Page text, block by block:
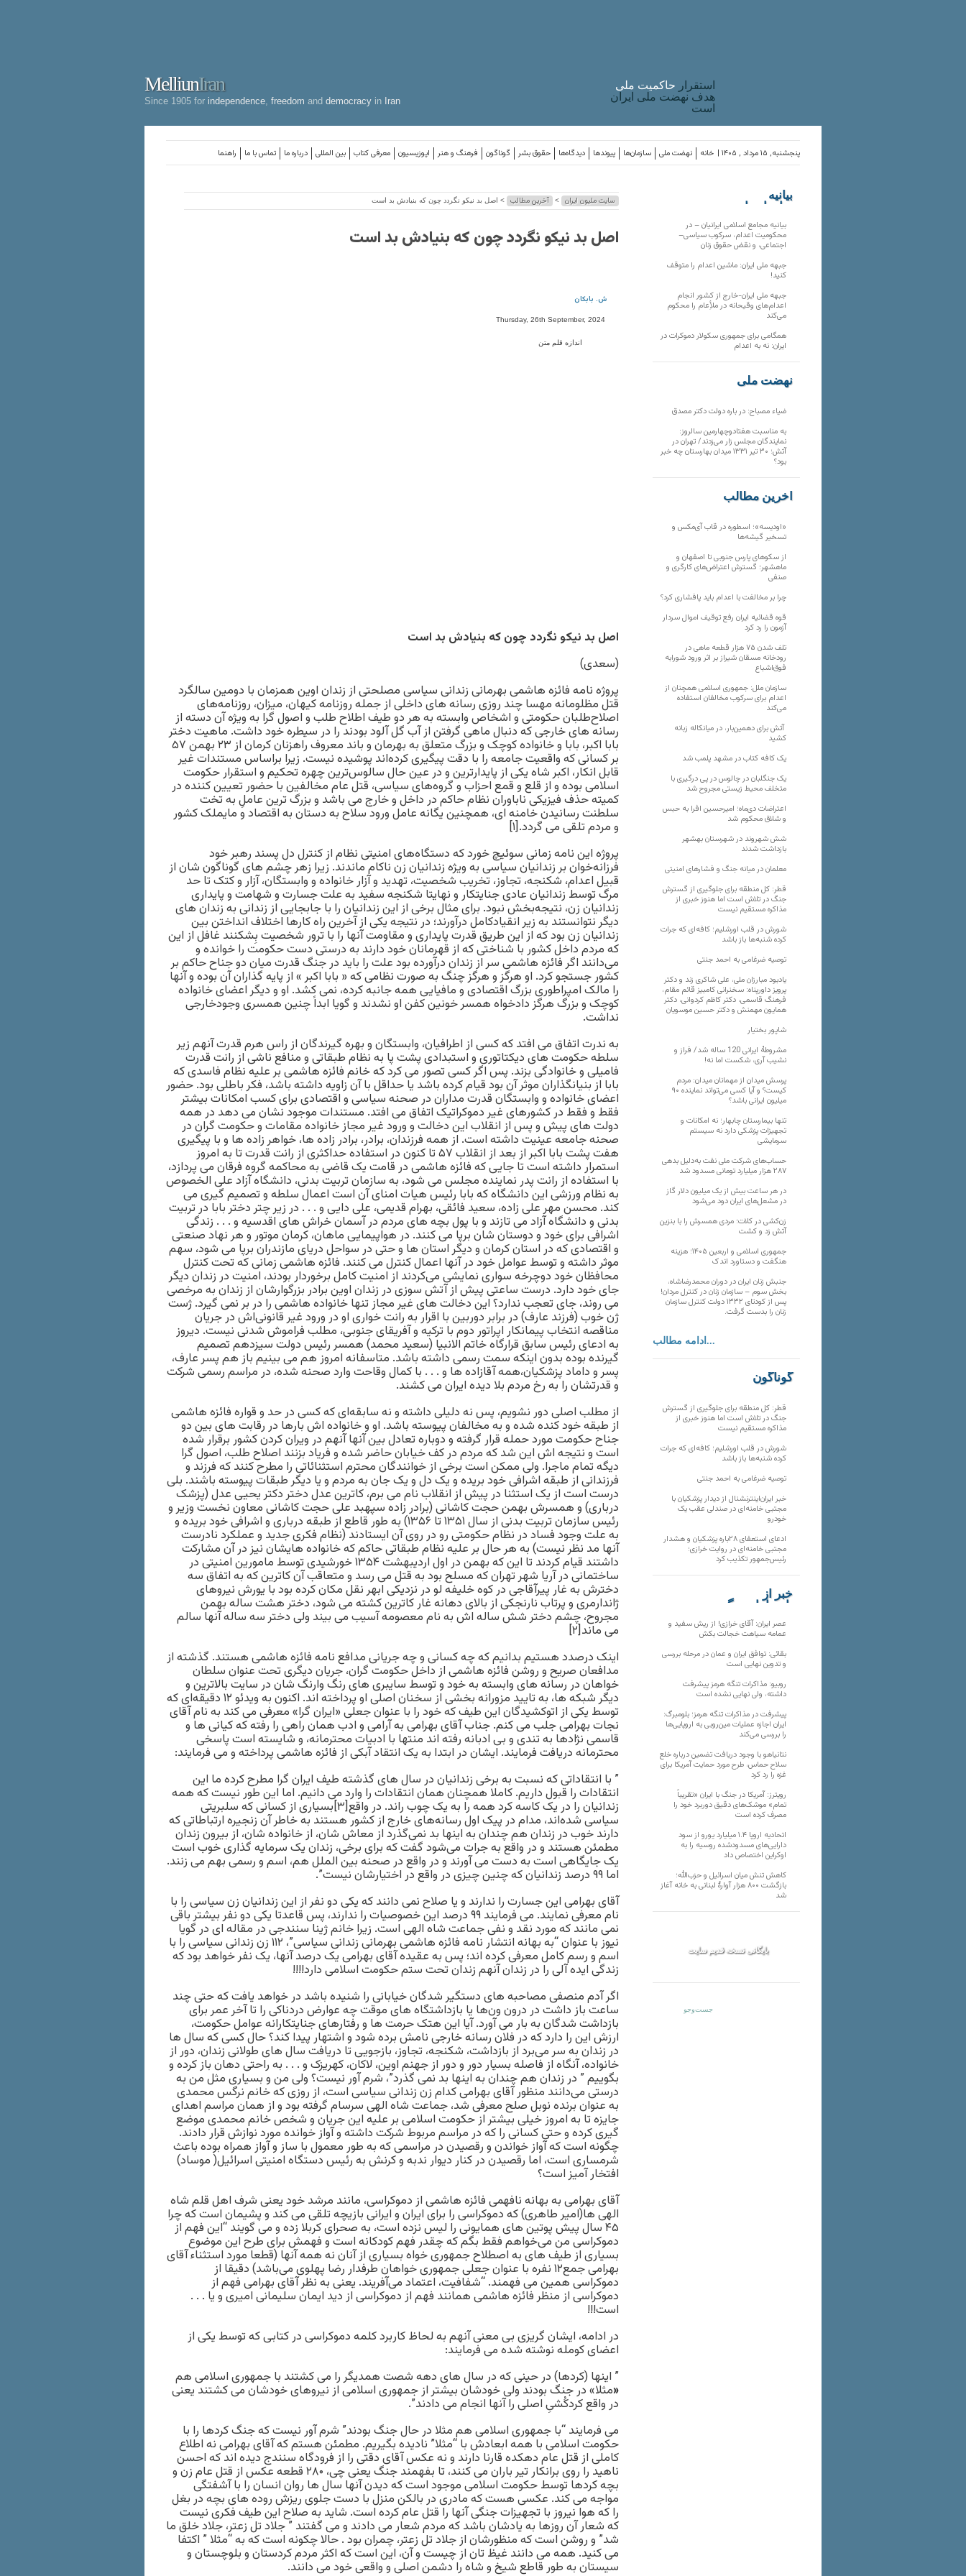
MelliunIran
Since 1905 for independence freedom and democracy in Iran
استقرار حاکميت ملی
هدف نهضت ملی ایران
است
راهنما تماس با ما درباره ما بین المللی معرفی کتاب اپوزیسیون فرهنگ و هنر گوناگون حقوق بشر دیدگاه‌ها پیوندها سازمان‌ها نهضت ملی خانه پنجشنبه, ۱۵ مرداد , ۱۴۰۵ |
سایت ملیون ایران > آخرین مطالب > اصل بد نیکو نگردد چون که بنیادش بد است
اصل بد نیکو نگردد چون که بنیادش بد است
ش. بابکان
Thursday, 26th September, 2024
اندازه قلم متن
اصل بد نیکو نگردد چون که بنیادش بد است
(سعدی)
پروژه نامه فائزه هاشمی بهرمانی زندانی سیاسی مصلحتی از زندان اوین همزمان با دومین سالگرد
قتل مظلومانه مهسا چند روزی رسانه های داخلی از جمله روزنامه کیهان، میزان، روزنامه‌های
اصلاح‌طلبان حکومتی و اشخاص وابسته به هر دو طیف اطلاح طلب و اصول گرا به ویژه آن دسته از
رسانه های خارجی که دنبال ماهی گرفتن از آب گل آلود بودند را در سیطره خود داشت. ماهیت دختر
بابا اکبر، بابا و خانواده کوچک و بزرگ متعلق به بهرمان و باند معروف راهزنان کرمان از ۲۳ بهمن ۵۷
بر کسانی که واقعیت جامعه را با دقت پیگیری کرده‌اند پوشیده نیست. زیرا براساس مستندات غیر
قابل انکار، اکبر شاه یکی از پایدارترین و در عین حال سالوس‌ترین چهره تحکیم و استقرار حکومت
اسلامی بوده و از قلع و قمع احزاب و گروه‌های سیاسی، قتل عام مخالفین با حضور تعیین کننده در
کمیته حذف فیزیکی ناباوران نظام حاکم در داخل و خارج می باشد و بزرگ ترین عاملِ به تخت
سلطنت رسانیدن خامنه ای، همچنین یگانه عامل ورود سلاح به دستان به اقتصاد و مایملک کشور
و مردم تلقی می گردد.[۱]
پروژه این نامه زمانی سوئیچ خورد که دستگاه‌های امنیتی نظام از کنترل دل پسند رهبر خود
فرزانه‌خوان بر زندانیان سیاسی به ویژه زندانیان زن ناکام ماندند. زیرا زهر چشم های گوناگون شان از
قبیل اعدام، شکنجه، تجاوز، تخریب شخصیت، تهدید و آزار خانواده و وابستگان، آزار و کتک تا حد
مرگ توسط زندانیان عادی جنایتکار و نهایتا شکنجه سفید به علت جسارت و شهامت و پایداری
زندانیان زن، نتیجه‌بخش نبود. برای مثال برخی از این زندانیان را با جابجایی از زندانی به زندان های
دیگر نتوانستند به زیر انقیادکامل درآورند؛ در نتیجه یکی از آخرین راه کارها اختلاف انداختن بین
زندانیان زن بود که از این طریق قدرت پایداری و مقاومت آنها را با ترور شخصیت بِشکنند غافل از این
که مردم داخل کشور با شناختی که از قهرمانان خود دارند به درستی دست حکومت را خوانده و
می‌دانند اگر فائزه هاشمی سر از زندان درآورده بود علت را باید در جنگ قدرت میان دو جناح حاکم بر
کشور جستجو کرد. او هرگز و هرگز چنگ به صورت نظامی که « بابا اکبر » از پایه گذاران آن بوده و آنها
را مالک امپراطوری بزرگ اقتصادی و مافیایی همه جانبه کرده، نمی کشد. او و دیگر اعضای خانواده
کوچک و بزرگ هرگز دادخواه همسر خونین کفن او نشدند و گویا ابداً چنین همسری وجودخارجی
نداشت.
به ندرت اتفاق می افتد که کسی از اطرافیان، وابستگان و بهره گیرندگان از راس هرم قدرت آنهم زیر
سلطه حکومت های دیکتاتوری و استبدادی پشت پا به نظام طبقاتی و منافع ناشی از رانت قدرت
فامیلی و خانوادگی بزند. پس اگر کسی تصور می کرد که خانم فائزه هاشمی بر علیه نظام فاسدی که
بابا از بنیانگذاران موثر آن بود قیام کرده باشد یا حداقل با آن زاویه داشته باشد، فکر باطلی بود. حضور
اعضای خانواده و وابستگان قدرت مداران در صحنه سیاسی و اقتصادی برای کسب امکانات بیشتر
فقط و فقط در کشورهای غیر دموکراتیک اتفاق می افتد. مستندات موجود نشان می دهد در همه
دولت های پیش و پس از انقلاب این دخالت و ورود غیر مجاز خانواده مقامات و حکومت گران در
صحنه جامعه عینیت داشته است. از همه فرزندان، برادر، برادر زاده ها، خواهر زاده ها و با پیگیری
هفت پشت بابا اکبر از بعد از انقلاب ۵۷ تا کنون در استفاده حداکثری از رانت قدرت تا به امروز
استمرار داشته است تا جایی که فائزه هاشمی در قامت یک قاضی به محاکمه گروه فرقان می پردازد،
با استفاده از رانت پدر نماینده مجلس می شود، به سازمان تربیت بدنی، دانشگاه آزاد علی الخصوص
به نظام ورزشی این دانشگاه که بابا رئیس هیات امنای آن است اعمال سلطه و تصمیم گیری می
کند. محسن مهر علی زاده، سعید فائقی، بهرام قدیمی، علی دایی و . . . در زیر چتر دختر بابا در تربیت
بدنی و دانشگاه آزاد می تازند و با پول بچه های مردم در آسمان خراش های اقدسیه و . . . زندگی
اشرافی برای خود و دوستان شان برپا می کنند. در هواپیمایی ماهان، کرمان موتور و هر نهاد صنعتی
و اقتصادی که در استان کرمان و دیگر استان ها و حتی در سواحل دریای مازندران برپا می شود، سهم
موثر داشته و توسط عوامل خود در آنها اعمال کنترل می کنند. فائزه هاشمی زمانی که تحت کنترل
محافظان خود دوچرخه سواری نمایشی می‌کردند از امنیت کامل برخوردار‌ بودند، امنیت در زندان دیگر
جای خود دارد. درست ساعتی پیش از آتش ‌سوزی در زندان اوین برادر‌ بزرگوارشان از زندان به مرخصی
می روند، جای تعجب ندارد؟ این دخالت ‌های غیر مجاز تنها خانواده هاشمی را در بر نمی گیرد. ژست
ژن خوب (فرزند عارف) در برابر دوربین با اقرار به رانت خواری او در ورود غیر قانونی‌اش در جریان
مناقصه انتخاب پیمانکار اپراتور دوم با ترکیه و آفریقای جنوبی، مطلب فراموش شدنی نیست. دیروز
به ادعای رئیس سابق قرارگاه خاتم الانبیا (سعید محمد) همسر رئیس دولت سیزدهم تصمیم
گیرنده بوده بدون اینکه سمت رسمی داشته باشد. متاسفانه امروز هم می بینیم باز هم پسر عارف،
پسر و داماد پزشکیان،همه آقازاده ها و . . . با کمال وقاحت وارد صحنه شده، در مراسم رسمی شرکت
و قدرتشان را به رخ مردم بلا دیده ایران می کشند.
از مطلب اصلی دور نشویم، پس نه دلیلی داشته و نه سابقه‌ای که کسی در حد و قواره فائزه هاشمی
از طبقه خود کنده شده و به مخالفان پیوسته باشد. او و خانواده اش بارها در رقابت های بین دو
جناح حکومت مورد حمله قرار گرفته و دوباره تعادل بین آنها آنهم در ویران کردن کشور برقرار شده
است و نتیجه اش این شد که مردم در کف خیابان حاضر شده و فریاد بزنند اصلاح طلب، اصول گرا
دیگه تمام ماجرا. ولی ممکن است برخی از خوانندگان محترم استثنائاتی را مطرح کنند که فرزند و
فرزندانی از طبقه اشرافی خود بریده و یک دل و یک جان به مردم و یا دیگر طبقات پیوسته باشند. بلی
درست است از یک استثنا در پیش از انقلاب نام می برم، کاترین عدل دختر دکتر یحیی عدل (پزشک
درباری) و همسرش بهمن حجت کاشانی (برادر زاده سپهبد علی حجت کاشانی معاون نخست وزیر و
رئیس سازمان تربیت بدنی از سال ۱۳۵۱ تا ۱۳۵۶) به طور قاطع از طبقه درباری و اشرافی خود بریده و
به علت وجود فساد در نظام حکومتی رو در روی آن ایستادند (نظام فکری جدید و عملکرد نادرست
آنها مد نظر نیست) به هر حال بر علیه نظام طبقاتی حاکم که خانواده هایشان نیز در آن مشارکت
داشتند قیام کردند تا این که بهمن در اول اردیبهشت ۱۳۵۴ خورشیدی توسط مامورین امنیتی در
ساختمانی در آریا شهر تهران که مسلح بود به قتل می رسد و متعاقب آن کاترین که به اتفاق سه
دخترش به غار پیرآقاجی در کوه خلیفه لو در نزدیکی ابهر نقل مکان کرده بود با یورش نیروهای
ژاندارمری و پرتاب نارنجکی از بالای دهانه غار کاترین کشته می شود، دختر هشت ساله بهمن
مجروح، چشم دختر شش ساله اش به نام معصومه آسیب می بیند ولی دختر سه ساله آنها سالم
می ماند[۲]
اینک درصدد هستیم بدانیم که چه کسانی و چه جریانی مدافع نامه فائزه هاشمی هستند. گذشته از
مدافعان صریح و روشن فائزه هاشمی از داخل حکومت گران، جریان دیگری تحت عنوان سلطان
خواهان در رسانه های وابسته به خود و توسط سایبری های رنگ وارنگ شان در سایت بالاترین و
دیگر شبکه ها، به تایید مزورانه بخشی از سخنان اصلی او پرداخته اند. اکنون به ویدئو ۱۲ دقیقه‌ای که
توسط یکی از اتوکشیدگان این طیف که خود را با عنوان جعلی «ایران گرا» معرفی می کند به نام آقای
نجات بهرامی جلب می کنم. جناب آقای بهرامی به آرامی و ادب همان راهی را رفته که کیانی ها و
قاسمی نژادها به تندی و بی ادبانه رفته اند منتها با ادبیات محترمانه، و شایسته است پاسخی
محترمانه دریافت فرمایند. ایشان در ابتدا به یک انتقاد آبکی از فائزه هاشمی پرداخته و می فرمایند:
” با انتقاداتی که نسبت به برخی زندانیان در سال های گذشته طیف ایران گرا مطرح کرده ما این
انتقادات را قبول داریم. کاملا همچنان همان انتقادات را وارد می دانیم. اما این طور نیست که همه
زندانیان را در یک کاسه کرد همه را به یک چوب راند. در واقع[۳]بسیاری از کسانی که سلبریتی
سیاسی شده‌اند، مدام در پیک اول رسانه‌های خارج از کشور هستند به خاطر آن زنجیره ارتباطاتی که
دارند خوب در زندان هم چندان به اینها بد نمی‌گذرد از معاش شان، از خانواده شان، از بیرون زندان
مطمئن هستند و در واقع به جرات می‌شود گفت که برای برخی، زندان یک سرمایه گذاری خوب است
یک جایگاهی است به دست می آورند و در واقع در صحنه بین الملل هم، اسم و رسمی بهم می زنند.
اما ۹۹ درصد زندانیان که چنین چیزی در واقع در اختیارشان نیست”.
آقای بهرامی این جسارت را ندارند و یا صلاح نمی دانند که یکی دو نفر از این زندانیان زن سیاسی را با
نام معرفی نمایند. می فرمایند ۹۹ درصد این خصوصیات را ندارند، پس قاعدتا یکی دو نفر بیشتر باقی
نمی مانند که مورد نقد و نفی جماعت شاه الهی است. زیرا خانم ژینا سنندجی در مقاله ای در گویا
نیوز با عنوان “به بهانه انتشار نامه فائزه هاشمی بهرمانی زندانی سیاسی”، ۱۱۲ زن زندانی سیاسی را با
اسم و رسم کامل معرفی کرده اند؛ پس به عقیده آقای بهرامی یک درصد آنها، یک نفر خواهد بود که
زندگی ایده آلی را در زندان آنهم زندان تحت ستم حکومت اسلامی دارد!!!!
اگر آدم منصفی مصاحبه های دستگیر شدگان خیابانی را شنیده باشد در خواهد یافت که حتی چند
ساعت باز داشت در درون ون‌ها یا بازداشتگاه های موقت چه عوارض دردناکی را تا آخر عمر برای
بازداشت شدگان به بار می آورد. آیا این هتک حرمت ها و رفتارهای جنایتکارانه عوامل حکومت،
ارزش این را دارد که در فلان رسانه خارجی نامش برده شود و اشتهار پیدا کند؟ حال کسی که سال ها
در زندان به سر می‌برد از بازداشت، شکنجه، تجاوز، بازجویی تا دریافت سال های طولانی زندان، دور از
خانواده، آنگاه از فاصله بسیار دور و دور از جهنم اوین، لاکان، کهریزک و . . . به راحتی دهان باز کرده و
بگوییم ” در زندان هم چندان به اینها بد نمی گذرد”، شرم آور نیست؟ ولی من و بسیاری مثل من به
درستی می‌دانند منظور آقای بهرامی کدام زن زندانی سیاسی است، از روزی که خانم نرگس محمدی
به عنوان برنده نوبل صلح معرفی شد، جماعت شاه الهی سرسام گرفته بود و از همان مراسم اهدای
جایزه تا به امروز خیلی بیشتر از حکومت اسلامی بر علیه این جریان و شخص خانم محمدی موضع
گیری کرده و حتی کسانی را که در مراسم مربوط شرکت داشته و آواز خوانده مورد نوازش قرار دادند.
چگونه است که آواز خواندن و رقصیدن در مراسمی که به طور معمول با ساز و آواز همراه بوده باعث
شرمساری است، اما رقصیدن در کنار دیوار ندبه و کرنش به رئیس دستگاه امنیتی اسرائیل( موساد)
افتخار آمیز است؟
آقای بهرامی به بهانه نافهمی فائزه هاشمی از دموکراسی، مانند مرشد خود یعنی شرف اهل قلم شاه
الهی ها(امیر طاهری) که دموکراسی را برای ایران و ایرانی بازیچه تلقی می کند و پشیمان است که چرا
۴۵ سال پیش پوتین های همایونی را لیس نزده است، به صحرای کربلا زده و می گویند “این فهم از
دموکراسی من می‌خواهم فقط بگم که چقدر فهم کودکانه است و فهمش برای طرح این موضوع
بسیاری از طیف های به اصطلاح جمهوری خواه بسیاری از آنان نه همه آنها (قطعا مورد استثناء آقای
بهرامی جمع‌۱۲ نفره با عنوان جعلی جمهوری خواهان طرفدار رضا پهلوی می‌باشد) دقیقا از
دموکراسی همین می فهمند. “شفافیت، اعتماد می‌آفریند. یعنی به نظر آقای بهرامی فهم از
دموکراسی از منظر فائزه هاشمی همانند فهم از دموکراسی از دید ایمان سلیمانی امیری و یا . . .
است!!!
در ادامه، ایشان گریزی بی معنی آنهم به لحاظ کاربرد کلمه دموکراسی در کتابی که توسط یکی از
اعضای کومله نوشته شده می فرمایند:
” اینها (کردها) در حینی که در سال های دهه شصت همدیگر را می کشتند با جمهوری اسلامی هم
«مثلا» در جنگ بودند ولی خودشان بیشتر از جمهوری اسلامی از نیروهای خودشان می کشتند یعنی
در واقع کردکُشیِ اصلی را آنها انجام می دادند”.
می فرمایند “با جمهوری اسلامی هم مثلا در حال جنگ بودند” شرم آور نیست که جنگ کردها را با
حکومت اسلامی با همه ابعادش با “مثلا” نادیده بگیریم. مطمئن هستم که آقای بهرامی نه اطلاع
کاملی از قتل عام دهکده قارنا دارند و نه عکس آقای دقتی را از فرودگاه سنندج دیده اند که احسن
ناهید را روی برانکار تیر باران می کنند، تا بفهمند جنگ یعنی چی، ۲۸۰ قطعه عکس از قتل عام زن و
بچه کردها توسط حکومت اسلامی موجود است که دیدن آنها سال ها روان انسان را با آشفتگی
مواجه می کند. عکسی هست که مادری در بالکن منزل با دست جلوی ریزش روده های بچه در بغل
را که هوا نیروز با تجهیزات جنگی آنها را قتل عام کرده است. شاید به صلاح این طیف فکری نیست
که شعار آن روزها به یادشان باشد که مردم شعار می دادند و می گفتند ” جلاد تل زعتر، جلاد خلق ما
شد” و روشن است که منظورشان از جلاد تل زعتر، چمران بود . حالا چکونه است که به “مثلا ” اکتفا
می کنید. همه می دانند غیظ تان از چیست و آن، این است که اکثر مردم کردستان و بلوچستان و
سیستان به طور قاطع شیخ و شاه را دشمن اصلی و واقعی خود می دانند.
بیانیه
سازمان‌های
بیانیه مجامع اسلامی ایرانیان – در
محکومیت اعدام، سرکوب سیاسی–
اجتماعی، و نقض حقوق زنان
جبهه ملی ایران: ماشین اعدام را متوقف
کنید!
جبهه ملی ایران-خارج از کشور انجام
اعدام‌های وقیحانه در ملأِعام را محکوم
می‌کند
همگامی برای جمهوری سکولار دموکرات در
ایران: نه به اعدام
نهضت ملی
ضیاء مصباح: در باره دولت دکتر مصدق
به مناسبت هفتادوچهارمین سالروز:
نمایندگان مجلس زار می‌زدند/ تهران در
آتش؛ ۳۰ تیر ۱۳۳۱ میدان بهارستان چه خبر
بود؟
آخرین مطالب
«اودیسه»؛ اسطوره در قاب آی‌مکس و
تسخیر گیشه‌ها
از سکوهای پارس جنوبی تا اصفهان و
ماهشهر؛ گسترش اعتراض‌های کارگری و
صنفی
چرا بر مخالفت با اعدام باید پافشاری کرد؟
قوه قضائیه ایران رفع توقیف اموال سردار
آزمون را رد کرد
تلف شدن ۷۵ هزار قطعه ماهی در
رودخانه مسقان شیراز بر اثر ورود شورابه
فوق‌اشباع
سازمان ملل: جمهوری اسلامی همچنان از
اعدام برای سرکوب مخالفان استفاده
می‌کند
آتش برای دهمین‌بار، در میانکاله زبانه
کشید
یک کافه کتاب در مشهد پلمب شد
یک جنگلبان در چالوس در پی درگیری با
متخلف محیط زیستی مجروح شد
اعتراضات دی‌ماه؛ امیرحسین افرا به حبس
و شلاق محکوم شد
شش شهروند در شهرستان بهشهر
بازداشت شدند
معلمان در میانه جنگ و فشارهای امنیتی
قطر: کل منطقه برای جلوگیری از گسترش
جنگ در تلاش است اما هنوز خبری از
مذاکره مستقیم نیست
شورش در قلب اورشلیم؛ کافه‌ای که جرات
کرده شنبه‌ها باز باشد
توصیه ضرغامی به احمد جنتی
یادبود مبارزان ملی، علی شاکری زند و دکتر
پرویز داورپناه: سخنرانی کامبیز قائم مقام،
فرهنگ قاسمی، دکتر کاظم کردوانی، دکتر
همایون مهمنش و دکتر حسین موسویان
شاپور بختیار
مشروطۀ ایرانی 120 ساله شد/ فراز و
نشیب آری، شکست اما نه!
پرسش میدان از مهمانان میدان: مردم
کیست؟ و آیا کسی می‌تواند نماینده ۹۰
میلیون ایرانی باشد؟
تنها بیمارستان چابهار؛ نه امکانات و
تجهیزات پزشکی دارد نه سیستم
سرمایشی
حساب‌های شرکت ملی نفت به‌دلیل بدهی
۲۸۷ هزار میلیارد تومانی مسدود شد
در هر ساعت بیش از یک میلیون دلار گاز
در مشعل‌های ایران دود می‌شود
زن‌کشی در کلات؛ مردی همسرش را با بنزین
آتش زد و کشت
جمهوری اسلامی و اربعین ۱۴۰۵؛ هزینه
هنگفت و دستاورد اندک
جنبش زنان ایران در دوران محمدرضاشاه،
بخش سوم – سازمان زنان در کنترل مردان!
پس از کودتای ۱۳۳۲ دولت کنترل سازمان
زنان را بدست گرفت.
ادامه مطالب...
گوناگون
قطر: کل منطقه برای جلوگیری از گسترش
جنگ در تلاش است اما هنوز خبری از
مذاکره مستقیم نیست
شورش در قلب اورشلیم؛ کافه‌ای که جرات
کرده شنبه‌ها باز باشد
توصیه ضرغامی به احمد جنتی
خبر ایران‌اینترنشنال از دیدار پزشکیان با
مجتبی خامنه‌ای در صندلی عقب یک
خودرو
ادعای استعفای ۲۸باره پزشکیان و هشدار
مجتبی خامنه‌ای در روایت خرازی؛
رئیس‌جمهور تکذیب کرد
خبر از
تارنماهای دیگر
عصر ایران: آقای خرازی! از ریش سفید و
عمامه سیاهت خجالت بکش
بقائی: توافق ایران و عمان در مرحله بررسی
و تدوین نهایی است
روبیو: مذاکرات تنگه هرمز پیشرفت
داشته، ولی نهایی نشده است
پیشرفت در مذاکرات تنگه هرمز؛ بلومبرگ:
ایران اجازه عملیات مین‌روبی به اروپایی‌ها
را بررسی می‌کند
نتانیاهو با وجود دریافت تضمین درباره خلع
سلاح حماس، طرح مورد حمایت آمریکا برای
غزه را رد کرد
رویترز: آمریکا در جنگ با ایران «تقریباً
تمام» موشک‌های دقیق دوربرد خود را
مصرف کرده است
اتحادیه اروپا ۱.۴ میلیارد یورو از سود
دارایی‌های مسدودشده روسیه را به
اوکراین ‏اختصاص داد
کاهش تنش میان اسرائیل و حزب‌الله؛
بازگشت ۸۰۰ هزار آوارۀ لبنانی به خانه‌ آغاز
شد
بایگانی نسخه قدیم سایت